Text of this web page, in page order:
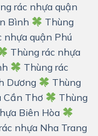
rác nhựa quận
Bình
Thùng
nhựa quận Phú
Thùng rác nhựa
Thùng rác
Dương
Thùng
Cần Thơ
Thùng
Biên Hòa
nhựa Nha Trang